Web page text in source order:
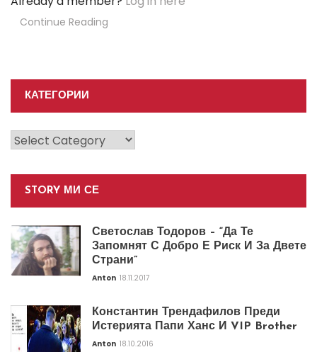
Continue Reading
КАТЕГОРИИ
Категории
STORY МИ СЕ
Светослав Тодоров – “Да Те
Запомнят С Добро Е Риск И За Двете
Страни”
Anton 18.11.2017
Константин Трендафилов Преди
Истерията Папи Ханс И VIP Brother
Anton 18.10.2016